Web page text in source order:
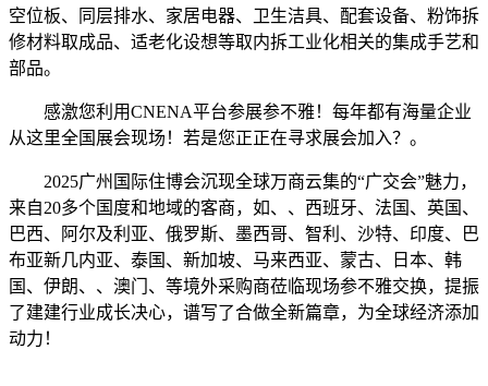
空位板、同层排水、家居电器、卫生洁具、配套设备、粉饰拆
修材料取成品、适老化设想等取内拆工业化相关的集成手艺和
部品。
感激您利用CNENA平台参展参不雅！每年都有海量企业
从这里全国展会现场！若是您正正在寻求展会加入？。
2025广州国际住博会沉现全球万商云集的“广交会”魅力，
来自20多个国度和地域的客商，如、、西班牙、法国、英国、
巴西、阿尔及利亚、俄罗斯、墨西哥、智利、沙特、印度、巴
布亚新几内亚、泰国、新加坡、马来西亚、蒙古、日本、韩
国、伊朗、、澳门、等境外采购商莅临现场参不雅交换，提振
了建建行业成长决心，谱写了合做全新篇章，为全球经济添加
动力！